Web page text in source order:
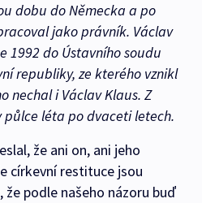
dobu do Německa a po
jako právník. Václav
1992 do Ústavního soudu
republiky, ze kterého vznikl
nechal i Václav Klaus. Z
léta po dvaceti letech.
že ani on, ani jeho
církevní restituce jsou
podle našeho názoru buď